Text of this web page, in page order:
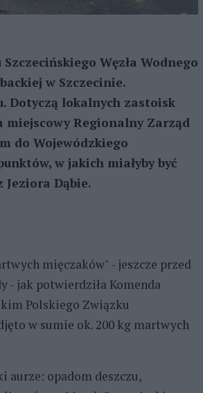
Węzła Wodnego
w Szczecinie.
Dotyczą lokalnych zastoisk
miejscowy Regionalny Zarząd
do Wojewódzkiego
w jakich miałyby być
Dąbie.
mięczaków" - jeszcze przed
- jak potwierdziła Komenda
Polskiego Związku
w sumie ok. 200 kg martwych
aurze: opadom deszczu,